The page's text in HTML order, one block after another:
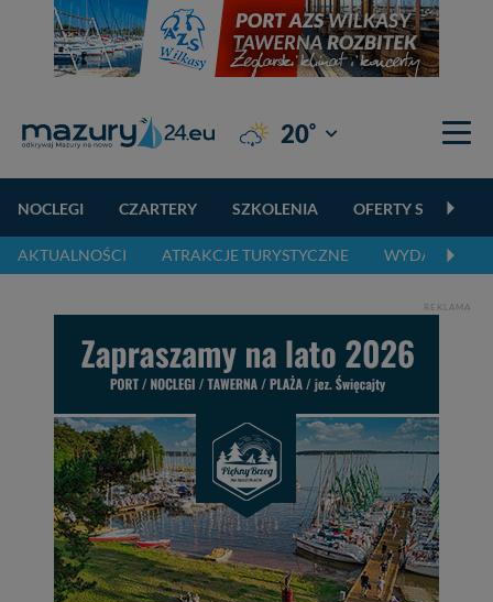
20° Giżycko
NOCLEGI CZARTERY SZKOLENIA OFERTY
AKTUALNOŚCI ATRAKCJE TURYSTYCZNE WYDARZENIA
REKLAMA